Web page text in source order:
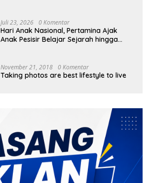
Juli 23, 2026 0 Komentar
Hari Anak Nasional, Pertamina Ajak
Anak Pesisir Belajar Sejarah hingga
November 21, 2018 0 Komentar
Taking photos are best lifestyle to live